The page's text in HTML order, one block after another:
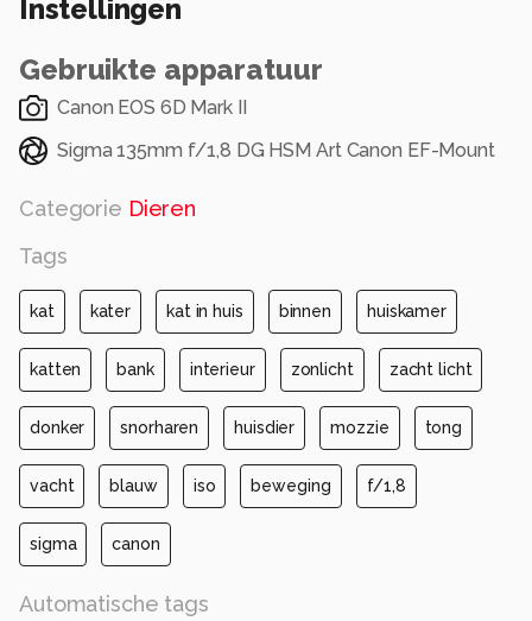
Instellingen
Gebruikte apparatuur
Canon EOS 6D Mark II
Sigma 135mm f/1,8 DG HSM Art Canon EF-Mount
Categorie Dieren
Tags
kat kater kat in huis binnen huiskamer
katten bank interieur zonlicht zacht licht
donker snorharen huisdier mozzie tong
vacht blauw iso beweging f/1,8
sigma canon
Automatische tags